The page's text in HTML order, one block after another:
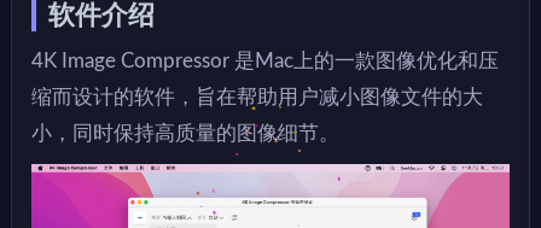
软件介绍
4K Image Compressor 是Mac上的一款图像优化和压
缩而设计的软件，旨在帮助用户减小图像文件的大
小，同时保持高质量的图像细节。